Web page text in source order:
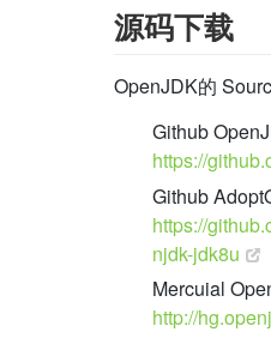
源码下载
OpenJDK的
Github
https://
Github
https://
njdk-jdk8u
Mercuial
http://